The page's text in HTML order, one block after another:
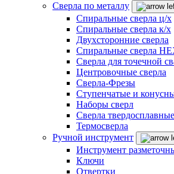
Сверла по металлу
Спиральные сверла ц/х
Спиральные сверла к/х
Двухсторонние сверла
Спиральные сверла
Сверла для точечной
Центровочные сверла
Сверла-Фрезы
Ступенчатые и
Наборы сверл
Сверла твердосплавные
Термосверла
Ручной инструмент
Инструмент
Ключи
Отвертки